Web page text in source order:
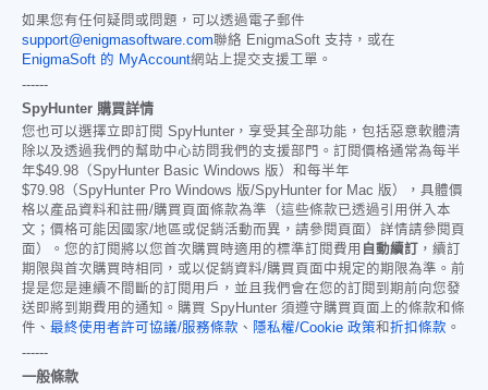
如果您有任何疑問或問題，可以透過電子郵件
support@enigmasoftware.com聯絡 EnigmaSoft 支持，或在
EnigmaSoft 的 MyAccount網站上提交支援工單。
------
SpyHunter 購買詳情
您也可以選擇立即訂閱 SpyHunter，享受其全部功能，包括惡意軟體清
除以及透過我們的幫助中心訪問我們的支援部門。訂閱價格通常為每半
年$49.98 （SpyHunter Basic Windows 版）和每半年
$79.98 （SpyHunter Pro Windows 版/SpyHunter for Mac 版），具體價
格以產品資料和註冊/購買頁面條款為準（這些條款已透過引用併入本
文；價格可能因國家/地區或促銷活動而異，請參閱頁面）詳情請參閱頁
面）。您的訂閱將以您首次購買時適用的標準訂閱費用 自動續訂 ，續訂
期限與首次購買時相同，或以促銷資料/購買頁面中規定的期限為準。前
提是您是連續不間斷的訂閱用戶，並且我們會在您的訂閱到期前向您發
送即將到期費用的通知。購買 SpyHunter 須遵守購買頁面上的條款和條
件、 最終使用者許可協議/服務條款 、 隱私權/Cookie 政策和折扣條款 。
------
一般條款